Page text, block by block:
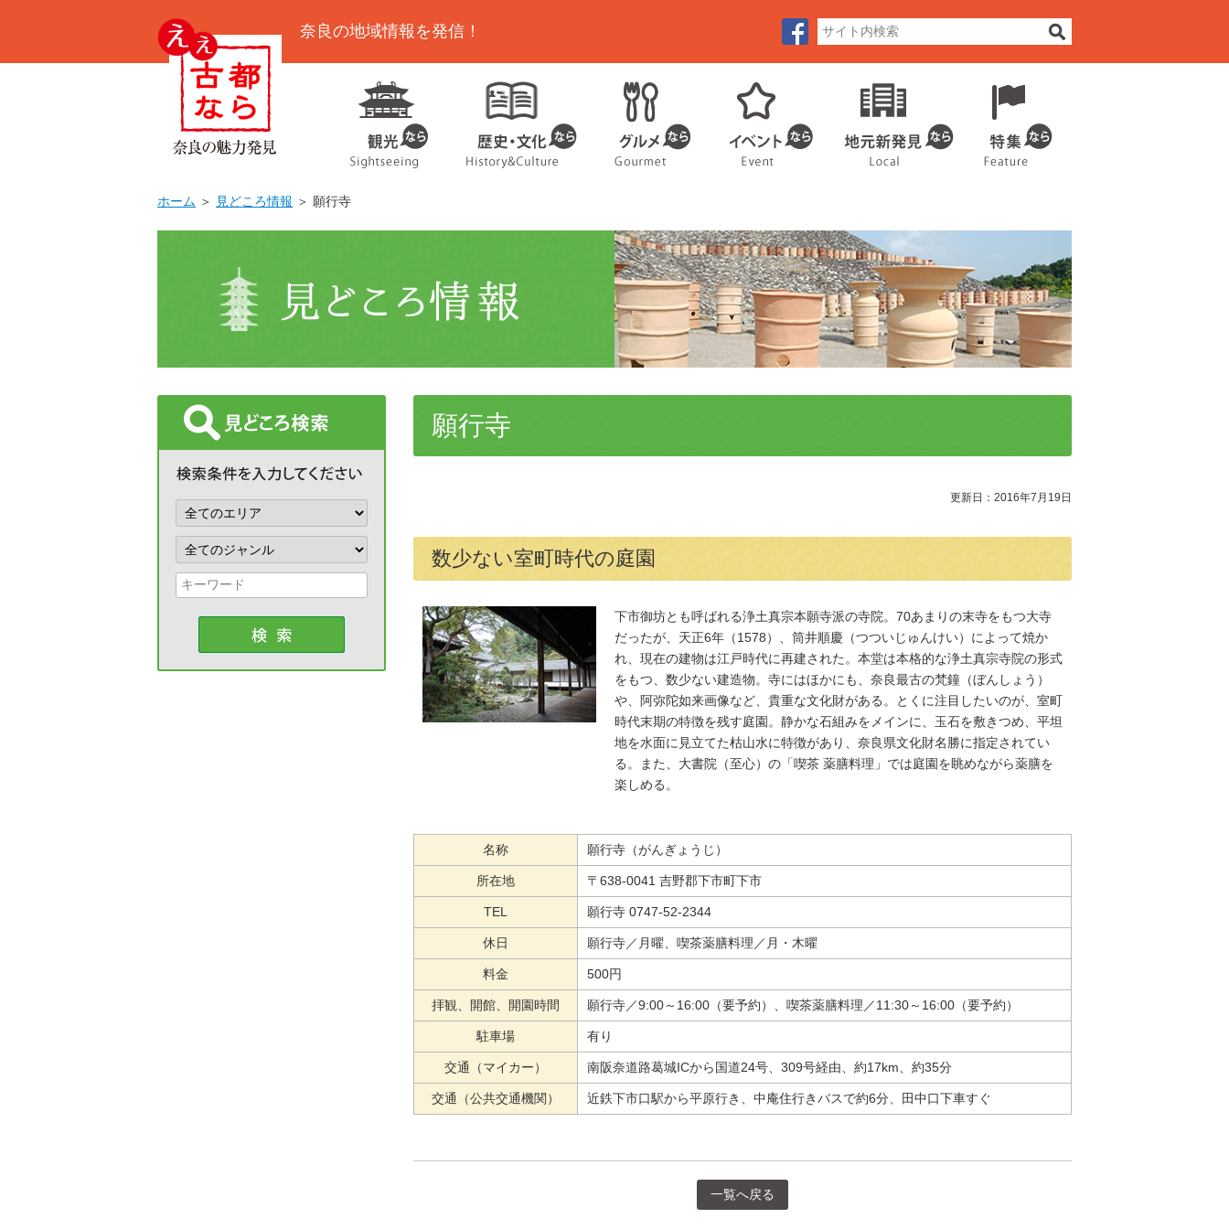
奈良の地域情報を発信！
ホーム ＞ 見どころ情報 ＞ 願行寺
願行寺
更新日：2016年7月19日
数少ない室町時代の庭園
下市御坊とも呼ばれる浄土真宗本願寺派の寺院。70あまりの末寺をもつ大寺
だったが、天正6年（1578）、筒井順慶（つついじゅんけい）によって焼か
れ、現在の建物は江戸時代に再建された。本堂は本格的な浄土真宗寺院の形式
をもつ、数少ない建造物。寺にはほかにも、奈良最古の梵鐘（ぼんしょう）
や、阿弥陀如来画像など、貴重な文化財がある。とくに注目したいのが、室町
時代末期の特徴を残す庭園。静かな石組みをメインに、玉石を敷きつめ、平坦
地を水面に見立てた枯山水に特徴があり、奈良県文化財名勝に指定されてい
る。また、大書院（至心）の「喫茶 薬膳料理」では庭園を眺めながら薬膳を
楽しめる。
名称 願行寺（がんぎょうじ）
所在地 〒638-0041 吉野郡下市町下市
TEL 願行寺 0747-52-2344
休日 願行寺／月曜、喫茶薬膳料理／月・木曜
料金 500円
拝観、開館、開園時間 願行寺／9:00～16:00（要予約）、喫茶薬膳料理／11:30～16:00（要予約）
駐車場 有り
交通（マイカー） 南阪奈道路葛城ICから国道24号、309号経由、約17km、約35分
交通（公共交通機関） 近鉄下市口駅から平原行き、中庵住行きバスで約6分、田中口下車すぐ
一覧へ戻る